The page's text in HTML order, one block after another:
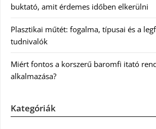
buktató, amit érdemes időben elkerülni
Plasztikai műtét: fogalma, típusai és a
tudnivalók
Miért fontos a korszerű baromfi itató
alkalmazása?
Kategóriák